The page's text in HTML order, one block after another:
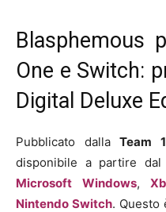
Blasphemous
One e Switch:
Digital Deluxe
Pubblicato dalla Team
disponibile a partire dal
Microsoft Windows,
Nintendo Switch. Questo